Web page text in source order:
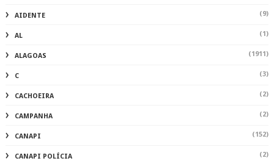
AIDENTE (9)
AL (1)
ALAGOAS (1911)
C (3)
CACHOEIRA (2)
CAMPANHA (2)
CANAPI (152)
CANAPI POLÍCIA (2)